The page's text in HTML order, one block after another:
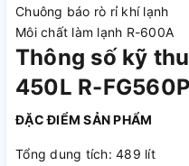
Chuông báo rò rỉ khí lạnh
Môi chất làm lạnh R-600A
Thông số kỹ
450L R-
ĐẶC ĐIỂM SẢN PHẨM
Tổng dung tích: 489 lít